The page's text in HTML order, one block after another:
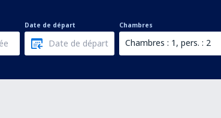
Date de départ Chambres
Chambres : 1, pers. : 2